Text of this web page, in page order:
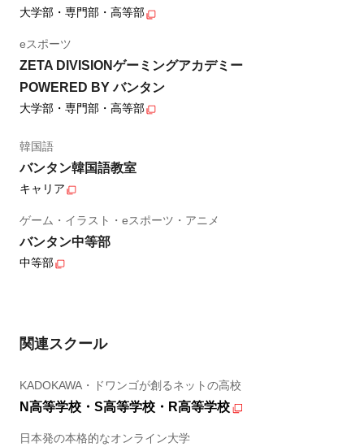
大学部・専門部・高等部
eスポーツ
ZETA DIVISIONゲーミングアカデミー
POWERED BY バンタン
大学部・専門部・高等部
韓国語
バンタン韓国語教室
キャリア
ゲーム・イラスト・eスポーツ・アニメ
バンタン中等部
中等部
関連スクール
KADOKAWA・ドワンゴが創るネットの高校
N高等学校・S高等学校・R高等学校
日本発の本格的なオンライン大学